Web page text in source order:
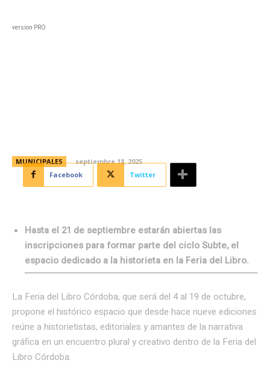
version PRO
MUNICIPALES
septiembre 18, 2025
Facebook
Twitter
Hasta el 21 de septiembre estarán abiertas las
inscripciones para formar parte del ciclo Subte, el
espacio dedicado a la historieta en la Feria del Libro.
La Feria del Libro Córdoba, que será del 4 al 19 de octubre,
propone el histórico espacio que desde hace nueve ediciones
reúne a historietistas, editoriales y amantes de la narrativa
gráfica en un encuentro plural y creativo dentro de la Feria del
Libro Córdoba.